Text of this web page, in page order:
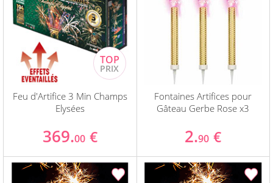
Feu d'Artifice 3 Min Champs
Elysées
369.00 €
Fontaines Artifices pour
Gâteau Gerbe Rose x3
2.90 €